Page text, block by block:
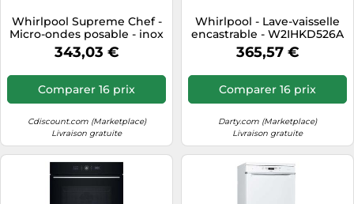
Whirlpool Supreme Chef -
Micro-ondes posable - inox
- Crisp - MWSC9133SX
343,03 €
Comparer 16 prix
Cdiscount.com (Marketplace)
Livraison gratuite
Whirlpool - Lave-vaisselle
encastrable - W2IHKD526A
365,57 €
Comparer 16 prix
Darty.com (Marketplace)
Livraison gratuite